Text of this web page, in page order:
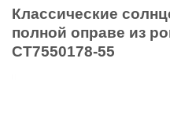
Классические
полной оправе из
CT7550178-55